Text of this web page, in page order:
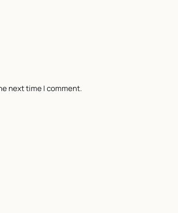
next time I comment.